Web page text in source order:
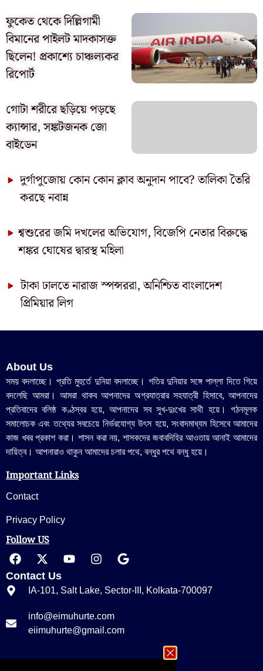
ফুকেত থেকে দিল্লিগামী
বিমানের পাইলট মাদকাসক্ত
ছিলেন! প্রকাশ্যে চাঞ্চল্যকর
রিপোর্ট
গোটা শরীরে ছড়িয়ে পড়ছে
ক্যান্সার, সঙ্কটজনক জো
বাইডেন
দুর্গাপুজোয় কোন কোন ক্লাব অনুদান পাবে? তালিকা তৈরি
করছে নবান্ন
শ্বশুরের জমি দখলের অভিযোগ, বিজেপি নেতার বিরুদ্ধে
শঙ্কর ঘোষের দ্বারস্থ মহিলা
টাকা ঢালতে নারাজ স্পন্সররা, অনিশ্চিত বাংলাদেশ
প্রিমিয়ার লিগ
About Us
সময় বদলাচ্ছে। প্রতি মুহুর্তে দুনিয়া বদলাচ্ছে। গতির দুনিয়ার সঙ্গে পাল্লা দিতে গিয়ে
বদলেছি আমরা। আমরা থাকব আপনাদের অগ্রযাত্রার সহযাত্রী হিসাবে, আপনাদের
প্রতিবাদের বলিষ্ঠ কণ্ঠস্বর হয়ে, আপনাদের সব সুখ-দুঃখের সাথী হয়ে। গঠনমূলক
সমালোচক এবং তথ্যের সবচেয়ে নির্ভরযোগ্য উ‍ৎস হয়ে, সংবাদমাধ্যম হিসেবে আমাদের
কাজ খবর প্রকাশ করা। শাসন করা নয়, শাসকদের জবাবদিহির আওতায় আনাই আমাদের
দায়িত্ব। আপনারাও থাকুন আমাদের চলার পথে, বন্ধুর পথে বন্ধু হয়ে।
Important Links
Contact
Privacy Policy
Follow US
Contact Us
IA-101, Salt Lake, Sector-III, Kolkata-700097
info@eimuhurte.com
eiimuhurte@gmail.com